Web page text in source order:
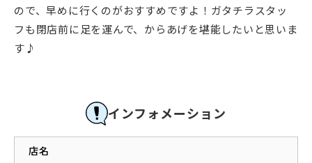
ので、早めに行くのがおすすめですよ！ガタチラスタッ
フも閉店前に足を運んで、からあげを堪能したいと思いま
す♪
インフォメーション
店名